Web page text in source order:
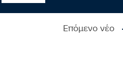
Επόμενο νέο